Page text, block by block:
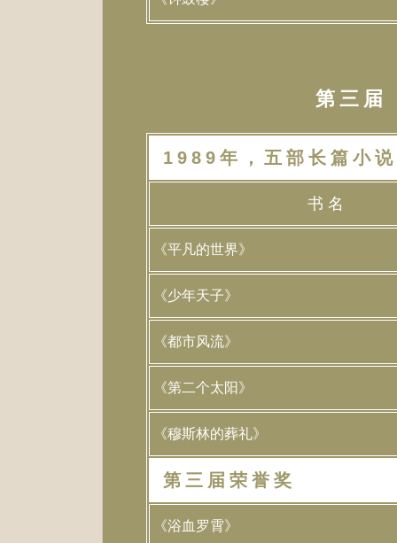
第三
1989年，五部长篇小
书 名
《平凡的世界》
《少年天子》
《都市风流》
《第二个太阳》
《穆斯林的葬礼》
第三届荣誉奖
《浴血罗霄》